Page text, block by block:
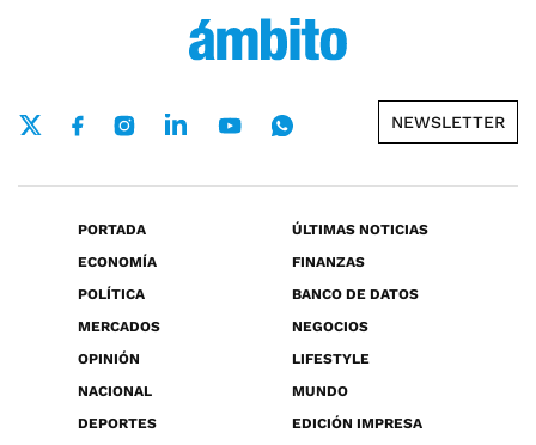
NEWSLETTER
PORTADA
ÚLTIMAS NOTICIAS
ECONOMÍA
FINANZAS
POLÍTICA
BANCO DE DATOS
MERCADOS
NEGOCIOS
OPINIÓN
LIFESTYLE
NACIONAL
MUNDO
DEPORTES
EDICIÓN IMPRESA